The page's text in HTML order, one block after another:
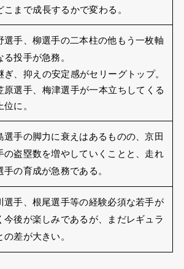
こまで成長するかで変わる。
選手、柳選手の二本柱の他もう一枚軸
る投手が急務。
ぎ、抑えの安定感がセリーグトップ。
原選手、梅津選手が一本立ちしてくる
位に。
選手の脚力に衰えはあるものの、京田
の盗塁数を増やしていくことと、走れ
手の育成が急務である。
選手、根尾選手等の経験必須な若手が
今後が楽しみであるが、まだレギュラ
の差が大きい。